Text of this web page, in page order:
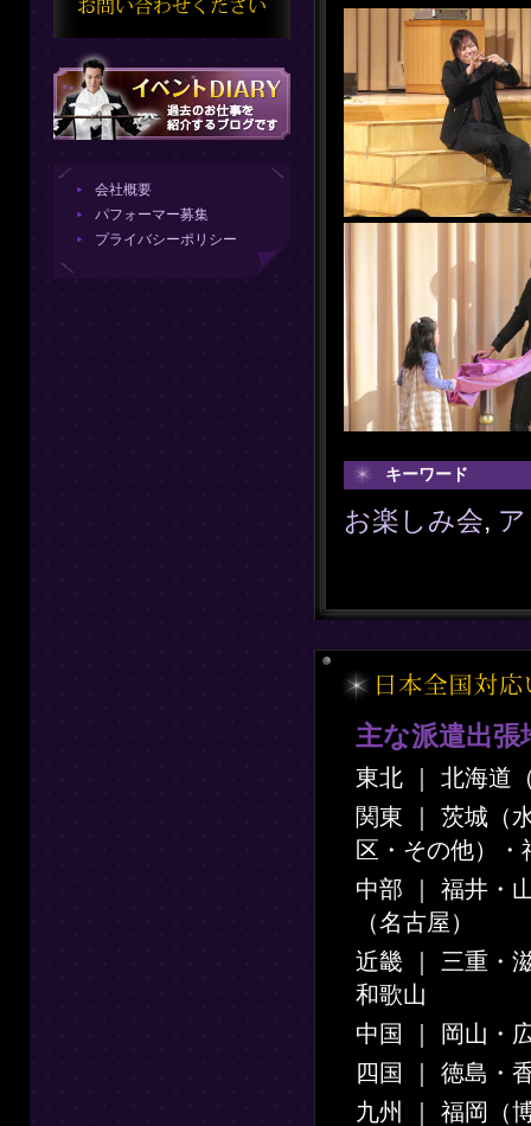
会社概要
パフォーマー募集
プライバシーポリシー
キーワード
お楽しみ会,
主な派遣出張
東北 ｜ 北海道
関東 ｜ 茨城（
区・その他）・
中部 ｜ 福井・
（名古屋）
近畿 ｜ 三重・
和歌山
中国 ｜ 岡山・
四国 ｜ 徳島・
九州 ｜ 福岡（